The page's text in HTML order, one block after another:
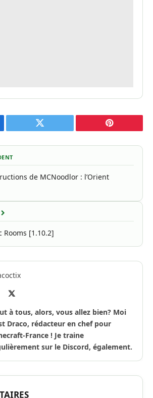
Twitter Pinterest
de MCNoodlor : l’Orient
[1.10.2]
X
à tous, alors, vous allez bien? Moi
Draco, rédacteur en chef pour
France ! Je traine
sur le Discord, également.